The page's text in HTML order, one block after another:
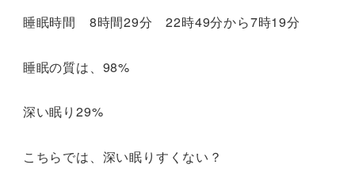
睡眠時間 8時間29分 22時49分から7時19分
睡眠の質は、98%
深い眠り29%
こちらでは、深い眠りすくない？